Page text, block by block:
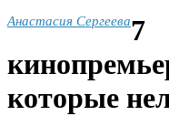
Анастасия Сергеева7
которые